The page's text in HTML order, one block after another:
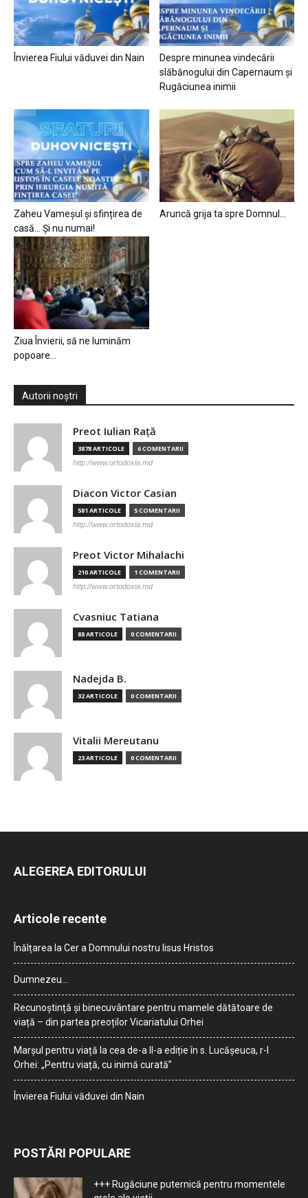
Învierea Fiului văduvei din Nain
Despre minunea vindecării
slăbănogului din Capernaum și
Rugăciunea inimii
Zaheu Vameșul și sfințirea de
casă… Și nu numai!
Aruncă grija ta spre Domnul…
Ziua Învierii, să ne luminăm
popoare…
Autorii noștri
Preot Iulian Raţă
3878 ARTICOLE 6 COMENTARII
http://www.ortodoxia.md
Diacon Victor Casian
581 ARTICOLE 5 COMENTARII
http://www.ortodoxia.md
Preot Victor Mihalachi
210 ARTICOLE 1 COMENTARII
http://www.ortodoxia.md
Cvasniuc Tatiana
88 ARTICOLE 0 COMENTARII
Nadejda B.
32 ARTICOLE 0 COMENTARII
Vitalii Mereutanu
23 ARTICOLE 0 COMENTARII
ALEGEREA EDITORULUI
Articole recente
Înălțarea la Cer a Domnului nostru Iisus Hristos
Dumnezeu…
Recunoștință și binecuvântare pentru mamele dătătoare de
viață – din partea preoților Vicariatului Orhei
Marșul pentru viață la cea de-a II-a ediție în s. Lucășeuca, r-l
Orhei: „Pentru viață, cu inimă curată”
Învierea Fiului văduvei din Nain
POSTĂRI POPULARE
+++ Rugăciune puternică pentru momentele